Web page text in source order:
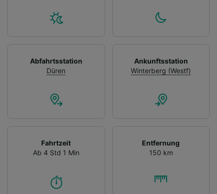
Abfahrtsstation
Düren
Ankunftsstation
Winterberg (Westf)
Fahrtzeit
Ab 4 Std 1 Min
Entfernung
150 km